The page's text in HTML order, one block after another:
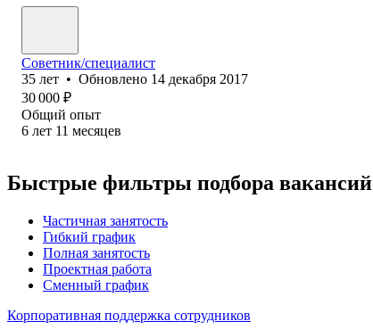
Советник/специалист
35 лет • Обновлено 14 декабря 2017
30 000 ₽
Общий опыт
6 лет 11 месяцев
Быстрые фильтры подбора вакансий
Частичная занятость
Гибкий график
Полная занятость
Проектная работа
Сменный график
Корпоративная поддержка сотрудников